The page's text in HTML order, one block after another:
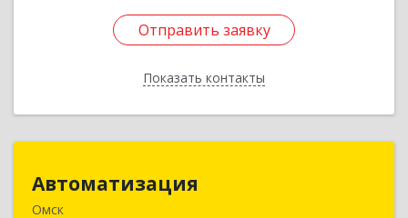
Отправить заявку
Показать контакты
Отправить заявку
Назад
Автоматизация
Омск644024, Омская обл, Омск г, Маршала Жукова